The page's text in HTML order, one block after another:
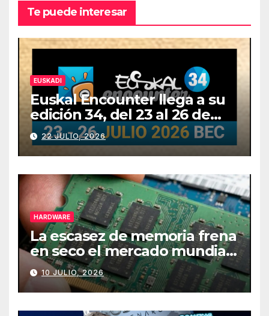
Te puede interesar
EUSKADI
Euskal Encounter llega a su
edición 34, del 23 al 26 de
julio
22 JULIO, 2026
HARDWARE
La escasez de memoria frena
en seco el mercado mundial
de PCs
10 JULIO, 2026